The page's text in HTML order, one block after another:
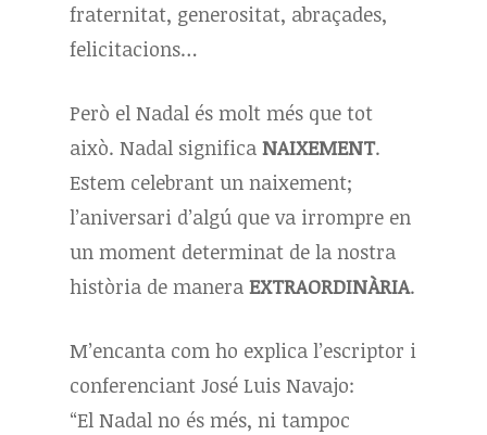
fraternitat, generositat, abraçades,
felicitacions…
Però el Nadal és molt més que tot
això. Nadal significa NAIXEMENT.
Estem celebrant un naixement;
l’aniversari d’algú que va irrompre en
un moment determinat de la nostra
història de manera EXTRAORDINÀRIA.
M’encanta com ho explica l’escriptor i
conferenciant José Luis Navajo:
“El Nadal no és més, ni tampoc